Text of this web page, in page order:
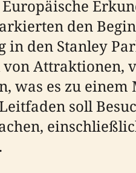
Europäische
den
in den Stanley
von Attraktionen,
was es zu
soll